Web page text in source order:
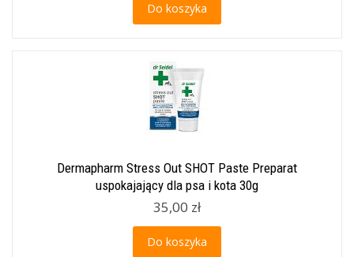
Do koszyka
Dermapharm Stress Out SHOT Paste Preparat
uspokajający dla psa i kota 30g
35,00 zł
Do koszyka